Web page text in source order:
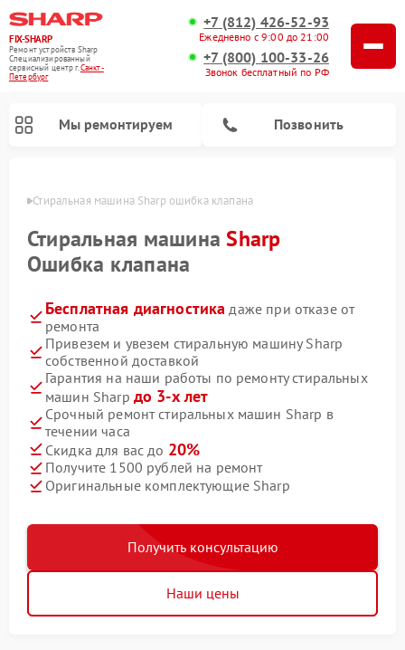
FIX-SHARP
Ремонт устройств Sharp
Специализированный
cервисный центр г.Санкт-
Петербург
+7 (812) 426-52-93
Ежедневно с 9:00 до 21:00
+7 (800) 100-33-26
Звонок бесплатный по РФ
Мы ремонтируем Позвонить
Стиральная машина Sharp ошибка клапана
Стиральная машинаSharp
Ошибка клапана
Бесплатная диагностика даже при отказе от
ремонта
Привезем и увезем стиральную машину Sharp
собственной доставкой
Гарантия на наши работы по ремонту стиральных
машин Sharp до 3-х лет
Срочный ремонт стиральных машин Sharp в
течении часа
Скидка для вас до 20%
Получите 1500 рублей на ремонт
Оригинальные комплектующие Sharp
Получить консультацию
Наши цены